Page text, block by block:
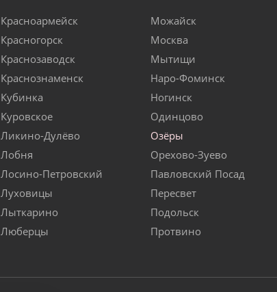
Красноармейск
Красногорск
Краснозаводск
Краснознаменск
Кубинка
Куровское
Ликино-Дулёво
Лобня
Лосино-Петровский
Луховицы
Лыткарино
Люберцы
Можайск
Москва
Мытищи
Наро-Фоминск
Ногинск
Одинцово
Озёры
Орехово-Зуево
Павловский Посад
Пересвет
Подольск
Протвино